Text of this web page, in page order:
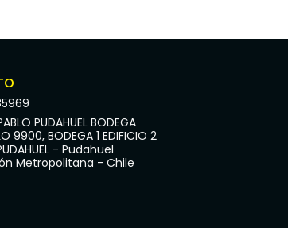
PUDAHUEL BODEGA
9900, BODEGA 1 EDIFICIO 2
- Pudahuel
Metropolitana - Chile